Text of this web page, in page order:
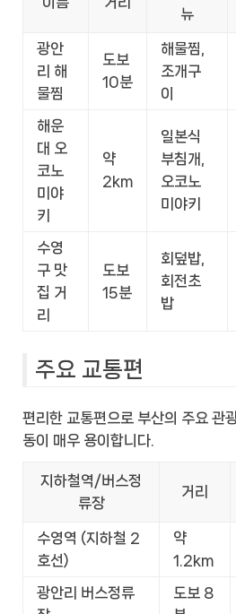
뉴
광안
리 해
물찜
도보
10분
해물찜,
조개구
이
해운
대 오
코노
미야
키
약
2km
일본식
부침개,
오코노
미야키
수영
구 맛
집 거
리
도보
15분
회덮밥,
회전초
밥
주요 교통편
편리한 교통편으로 부산의 주요 관
동이 매우 용이합니다.
지하철역/버스정
류장
거리
수영역 (지하철 2
호선)
약
1.2km
광안리 버스정류
도보 8